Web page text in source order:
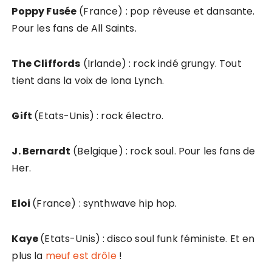
Poppy Fusée (France) : pop rêveuse et dansante.
Pour les fans de All Saints.
The Cliffords (Irlande) : rock indé grungy. Tout
tient dans la voix de Iona Lynch.
Gift (Etats-Unis) : rock électro.
J. Bernardt (Belgique) : rock soul. Pour les fans de
Her.
Eloi (France) : synthwave hip hop.
Kaye(Etats-Unis) : disco soul funk féministe. Et en
plus la meuf est drôle !